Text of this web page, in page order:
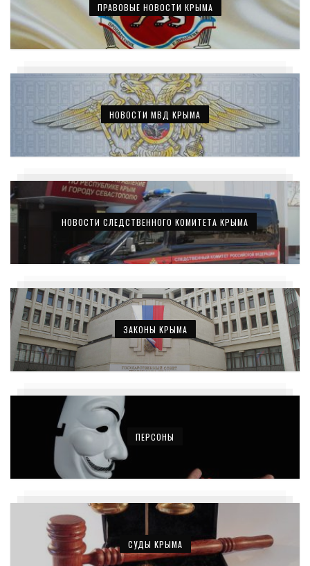
ПРАВОВЫЕ НОВОСТИ КРЫМА
НОВОСТИ МВД КРЫМА
НОВОСТИ СЛЕДСТВЕННОГО КОМИТЕТА КРЫМА
ЗАКОНЫ КРЫМА
ПЕРСОНЫ
СУДЫ КРЫМА